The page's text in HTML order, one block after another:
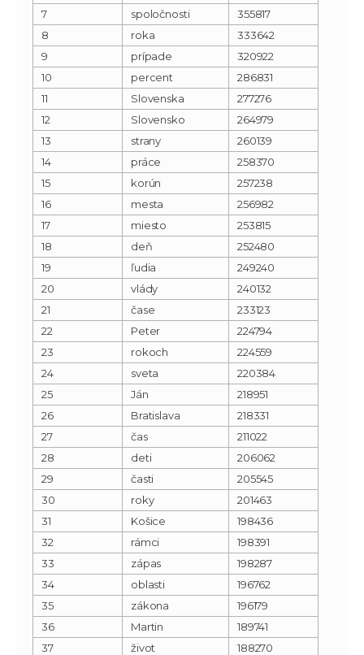
7
spoločnosti
355817
8
roka
333642
9
prípade
320922
10
percent
286831
11
Slovenska
277276
12
Slovensko
264979
13
strany
260139
14
práce
258370
15
korún
257238
16
mesta
256982
17
miesto
253815
18
deň
252480
19
ľudia
249240
20
vlády
240132
21
čase
233123
22
Peter
224794
23
rokoch
224559
24
sveta
220384
25
Ján
218951
26
Bratislava
218331
27
čas
211022
28
deti
206062
29
časti
205545
30
roky
201463
31
Košice
198436
32
rámci
198391
33
zápas
198287
34
oblasti
196762
35
zákona
196179
36
Martin
189741
37
život
188270